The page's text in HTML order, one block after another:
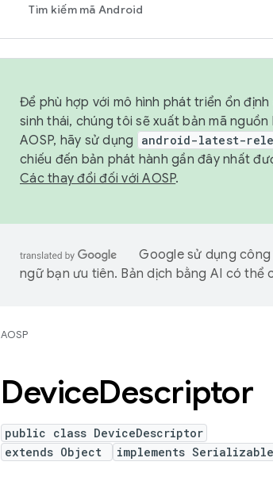
Tìm kiếm mã Android
Để phù hợp với mô hình phát triển ổn
sinh thái, chúng tôi sẽ xuất bản mã
AOSP, hãy sử dụng
android-latest-
chiếu đến bản phát hành gần đây nhất
Các thay đổi đối với AOSP.
Google sử dụng
ngữ bạn ưu tiên. Bản dịch bằng AI có thể
AOSP
DeviceDescriptor
public class DeviceDescriptor
extends Object
implements Serializable